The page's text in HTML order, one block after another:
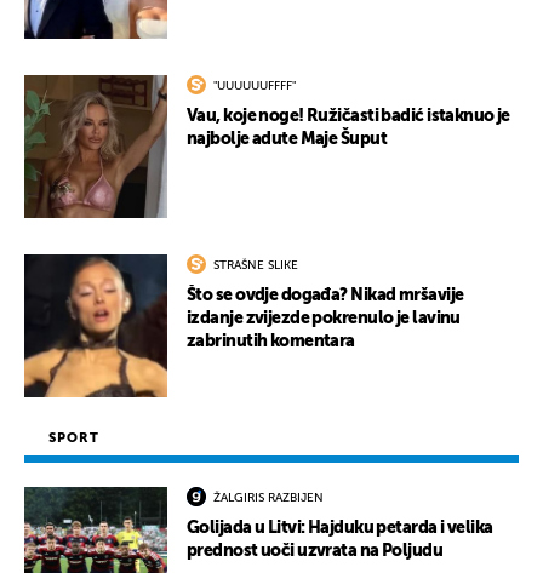
"UUUUUUFFFF"
Vau, koje noge! Ružičasti badić istaknuo je
najbolje adute Maje Šuput
STRAŠNE SLIKE
Što se ovdje događa? Nikad mršavije
izdanje zvijezde pokrenulo je lavinu
zabrinutih komentara
SPORT
ŽALGIRIS RAZBIJEN
Golijada u Litvi: Hajduku petarda i velika
prednost uoči uzvrata na Poljudu